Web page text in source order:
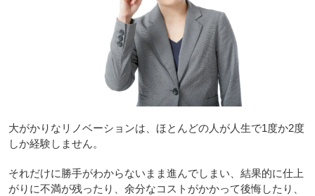
大がかりなリノベーションは、ほとんどの人が人生で1度か2度
しか経験しません。
それだけに勝手がわからないまま進んでしまい、結果的に仕上
がりに不満が残ったり、余分なコストがかかって後悔したり、